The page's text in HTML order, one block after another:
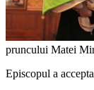
pruncului Matei
Episcopul a